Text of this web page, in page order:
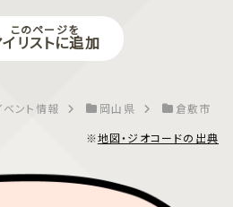
このページを
リストに追加
ント情報 岡山県
倉敷市
※地図・ジオコードの出典